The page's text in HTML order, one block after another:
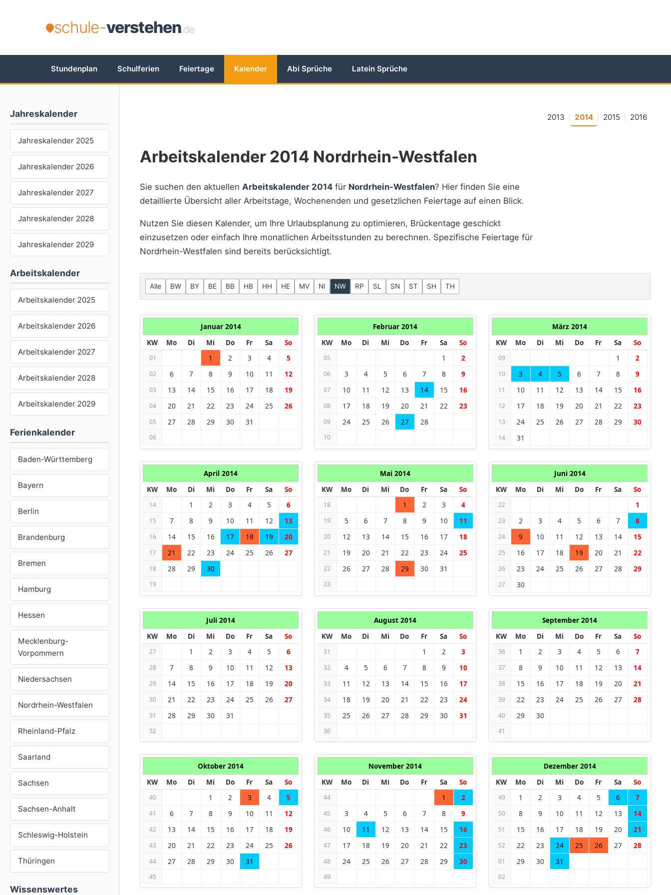
schule-verstehen.de
Stundenplan Schulferien Feiertage Kalender Abi Sprüche Latein Sprüche
Jahreskalender
Jahreskalender 2025
Jahreskalender 2026
Jahreskalender 2027
Jahreskalender 2028
Jahreskalender 2029
Arbeitskalender
Arbeitskalender 2025
Arbeitskalender 2026
Arbeitskalender 2027
Arbeitskalender 2028
Arbeitskalender 2029
Ferienkalender
Baden-Württemberg
Bayern
Berlin
Brandenburg
Bremen
Hamburg
Hessen
Mecklenburg-
Vorpommern
Niedersachsen
Nordrhein-Westfalen
Rheinland-Pfalz
Saarland
Sachsen
Sachsen-Anhalt
Schleswig-Holstein
Thüringen
Wissenswertes
2013 2014 2015 2016
Arbeitskalender 2014 Nordrhein-Westfalen
Sie suchen den aktuellen Arbeitskalender 2014 für Nordrhein-Westfalen? Hier finden Sie eine
detaillierte Übersicht aller Arbeitstage, Wochenenden und gesetzlichen Feiertage auf einen Blick.
Nutzen Sie diesen Kalender, um Ihre Urlaubsplanung zu optimieren, Brückentage geschickt
einzusetzen oder einfach Ihre monatlichen Arbeitsstunden zu berechnen. Spezifische Feiertage für
Nordrhein-Westfalen sind bereits berücksichtigt.
Alle BW BY BE BB HB HH HE MV NI NW RP SL SN ST SH TH
Januar 2014
KW
Mo Di Mi Do Fr Sa So
01 1 2 3 4 5
02 6 7 8 9 10 11 12
03 13 14 15 16 17 18 19
04 20 21 22 23 24 25 26
05 27 28 29 30 31
06
Februar 2014
KW
Mo Di Mi Do Fr Sa So
05 1 2
06 3 4 5 6 7 8 9
07 10 11 12 13 14 15 16
08 17 18 19 20 21 22 23
09 24 25 26 27 28
10
März 2014
KW
Mo Di Mi Do Fr Sa So
09 1 2
10 3 4 5 6 7 8 9
11 10 11 12 13 14 15 16
12 17 18 19 20 21 22 23
13 24 25 26 27 28 29 30
14 31
April 2014
KW
Mo Di Mi Do Fr Sa So
14 1 2 3 4 5 6
15 7 8 9 10 11 12 13
16 14 15 16 17 18 19 20
17 21 22 23 24 25 26 27
18 28 29 30
19
Mai 2014
KW
Mo Di Mi Do Fr Sa So
18 1 2 3 4
19 5 6 7 8 9 10 11
20 12 13 14 15 16 17 18
21 19 20 21 22 23 24 25
22 26 27 28 29 30 31
23
Juni 2014
KW
Mo Di Mi Do Fr Sa So
22 1
23 2 3 4 5 6 7 8
24 9 10 11 12 13 14 15
25 16 17 18 19 20 21 22
26 23 24 25 26 27 28 29
27 30
Juli 2014
KW
Mo Di Mi Do Fr Sa So
27 1 2 3 4 5 6
28 7 8 9 10 11 12 13
29 14 15 16 17 18 19 20
30 21 22 23 24 25 26 27
31 28 29 30 31
32
August 2014
KW
Mo Di Mi Do Fr Sa So
31 1 2 3
32 4 5 6 7 8 9 10
33 11 12 13 14 15 16 17
34 18 19 20 21 22 23 24
35 25 26 27 28 29 30 31
36
September 2014
KW
Mo Di Mi Do Fr Sa So
36 1 2 3 4 5 6 7
37 8 9 10 11 12 13 14
38 15 16 17 18 19 20 21
39 22 23 24 25 26 27 28
40 29 30
41
Oktober 2014
KW
Mo Di Mi Do Fr Sa So
40 1 2 3 4 5
41 6 7 8 9 10 11 12
42 13 14 15 16 17 18 19
43 20 21 22 23 24 25 26
44 27 28 29 30 31
45
November 2014
KW
Mo Di Mi Do Fr Sa So
44 1 2
45 3 4 5 6 7 8 9
46 10 11 12 13 14 15 16
47 17 18 19 20 21 22 23
48 24 25 26 27 28 29 30
49
Dezember 2014
KW
Mo Di Mi Do Fr Sa So
49 1 2 3 4 5 6 7
50 8 9 10 11 12 13 14
51 15 16 17 18 19 20 21
52 22 23 24 25 26 27 28
01 29 30 31
02